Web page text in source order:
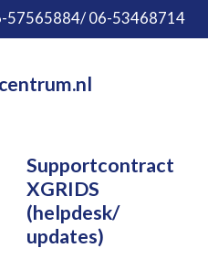
57565884/ 06-53468714
Supportcontract
XGRIDS
(helpdesk/
updates)